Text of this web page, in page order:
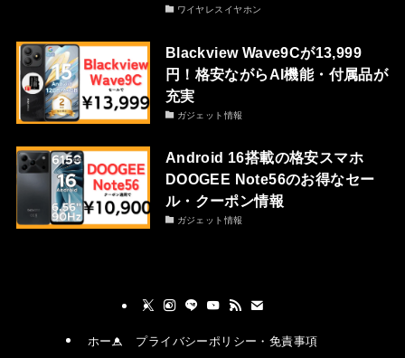
ワイヤレスイヤホン
Blackview Wave9Cが13,999
円！格安ながらAI機能・付属品が
充実
ガジェット情報
Android 16搭載の格安スマホ
DOOGEE Note56のお得なセー
ル・クーポン情報
ガジェット情報
ホーム プライバシーポリシー・免責事項